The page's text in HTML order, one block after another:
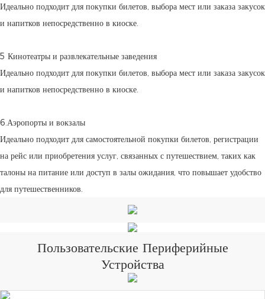
Идеально подходит для покупки билетов, выбора мест или заказа закусок
и напитков непосредственно в киоске.
5 Кинотеатры и развлекательные заведения
Идеально подходит для покупки билетов, выбора мест или заказа закусок
и напитков непосредственно в киоске.
6.Аэропорты и вокзалы
Идеально подходит для самостоятельной покупки билетов, регистрации
на рейс или приобретения услуг, связанных с путешествием, таких как
талоны на питание или доступ в залы ожидания, что повышает удобство
для путешественников.
Пользовательские Периферийные
Устройства